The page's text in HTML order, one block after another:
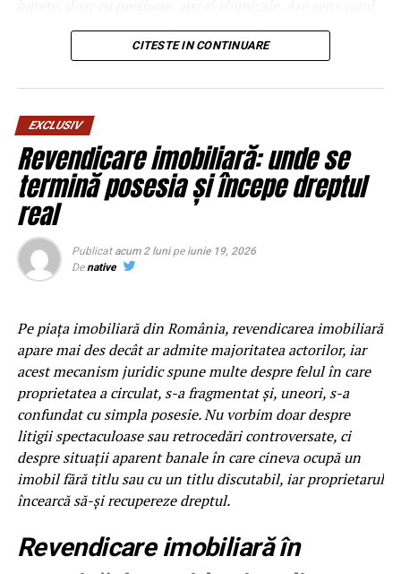
clientii vor serviciu rapid, cand masinile au suprafete
delicate sau cand traficul este foarte mare si nu ai timp
foarte murdare, cu noroi intarit, caz in care touchless nu
poate face totul. Pentru o spalatorie medie, combinatia
intre touchless si un program cu perii pentru cazurile
extreme da cel mai bun echilibru intre cost si calitate.
Ce trebuie sa contina o spuma
pentru touchless
Spuma pentru touchless trebuie sa aiba trei calitati
persistenta de 3-5 minute pentru timp de actiune, putere
de inmuiere echivalenta cu o perie moale. Fara aceste
calitati, masina iesita din program va avea urme sau
depuneri. Testul decisiv este sa aplici spuma pe o
suprafata cu noroi uscat si sa vezi cat de usor se clateste
dupa 3 minute. Daca ramane jumatate din murdarie,
spuma nu este potrivita pentru touchless.
Cum protejezi suprafetele
delicate
Suprafetele delicate includ lentilele camerelor, senzorii,
CITESTE IN CONTINUARE
EXCLUSIV
Revendicare imobiliară: unde se
termină posesia și începe dreptul
real
Publicat acum 2 luni pe iunie 19, 2026
De native
Pe piața imobiliară din România, revendicarea imobiliară
apare mai des decât ar admite majoritatea actorilor, iar
acest mecanism juridic spune multe despre felul în care
proprietatea a circulat, s-a fragmentat și, uneori, s-a
confundat cu simpla posesie. Nu vorbim doar despre
litigii spectaculoase sau retrocedări controversate, ci
despre situații aparent banale în care cineva ocupă un
imobil fără titlu sau cu un titlu discutabil, iar proprietarul
încearcă să-și recupereze dreptul.
Revendicare imobiliară în